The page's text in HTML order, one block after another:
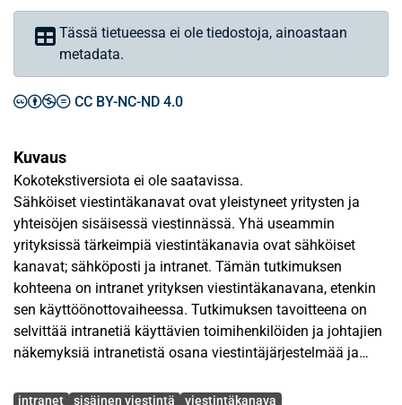
Tässä tietueessa ei ole tiedostoja, ainoastaan
metadata.
CC BY-NC-ND 4.0
Kuvaus
Kokotekstiversiota ei ole saatavissa.
Sähköiset viestintäkanavat ovat yleistyneet yritysten ja
yhteisöjen sisäisessä viestinnässä. Yhä useammin
yrityksissä tärkeimpiä viestintäkanavia ovat sähköiset
kanavat; sähköposti ja intranet. Tämän tutkimuksen
kohteena on intranet yrityksen viestintäkanavana, etenkin
sen käyttöönottovaiheessa. Tutkimuksen tavoitteena on
selvittää intranetiä käyttävien toimihenkilöiden ja johtajien
näkemyksiä intranetistä osana viestintäjärjestelmää ja
käytettävyydestä ja ulkoasusta.
Avainsanat
intranet sisäinen viestintä viestintäkanava